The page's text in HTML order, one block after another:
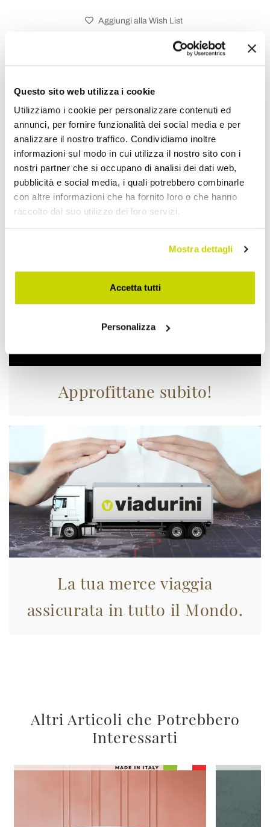
Questo sito web utilizza i cookie
Utilizziamo i cookie per personalizzare contenuti ed
annunci, per fornire funzionalità dei social media e per
analizzare il nostro traffico. Condividiamo inoltre
informazioni sul modo in cui utilizza il nostro sito con i
nostri partner che si occupano di analisi dei dati web,
pubblicità e social media, i quali potrebbero combinarle
con altre informazioni che ha fornito loro o che hanno
raccolto dal suo utilizzo dei loro servizi.
Mostra dettagli
Accetta tutti
Personalizza
Aggiungi alla Wish List
Invia la tua opinione su questo prodotto Stampa
Tavoli Tondi
Approfittane subito!
La tua merce viaggia
assicurata in tutto il Mondo.
Altri Articoli che Potrebbero
Interessarti